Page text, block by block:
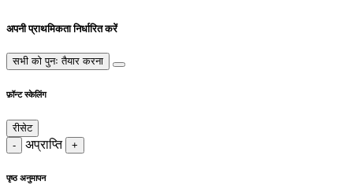
अपनी प्राथमिकता निर्धारित करें
सभी को पुनः तैयार करना
फ़ॉन्ट स्केलिंग
रीसेट
-
अप्राप्ति +
पृष्ठ अनुमापन